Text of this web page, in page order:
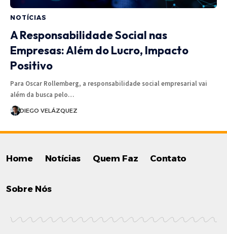
NOTÍCIAS
A Responsabilidade Social nas
Empresas: Além do Lucro, Impacto
Positivo
Para Oscar Rollemberg, a responsabilidade social empresarial vai
além da busca pelo…
DIEGO VELÁZQUEZ
Home Notícias Quem Faz Contato
Sobre Nós